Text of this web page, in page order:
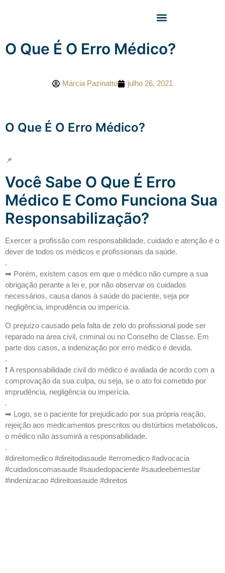
O Que É O Erro Médico?
Márcia Pazinatto julho 26, 2021
O Que É O Erro Médico?
📌
Você Sabe O Que É Erro
Médico E Como Funciona Sua
Responsabilização?
Exercer a profissão com responsabilidade, cuidado e atenção é o
dever de todos os médicos e profissionais da saúde.
.
➡ Porém, existem casos em que o médico não cumpre a sua
obrigação perante a lei e, por não observar os cuidados
necessários, causa danos à saúde do paciente, seja por
negligência, imprudência ou imperícia.
O prejuízo causado pela falta de zelo do profissional pode ser
reparado na área civil, criminal ou no Conselho de Classe. Em
parte dos casos, a indenização por erro médico é devida.
.
❗ A responsabilidade civil do médico é avaliada de acordo com a
comprovação da sua culpa, ou seja, se o ato foi cometido por
imprudência, negligência ou imperícia.
.
➡ Logo, se o paciente for prejudicado por sua própria reação,
rejeição aos medicamentos prescritos ou distúrbios metabólicos,
o médico não assumirá a responsabilidade.
.
#direitomedico #direitodasaude #erromedico #advocacia
#cuidadoscomasaude #saudedopaciente #saudeebemestar
#indenizacao #direitoasaude #direitos